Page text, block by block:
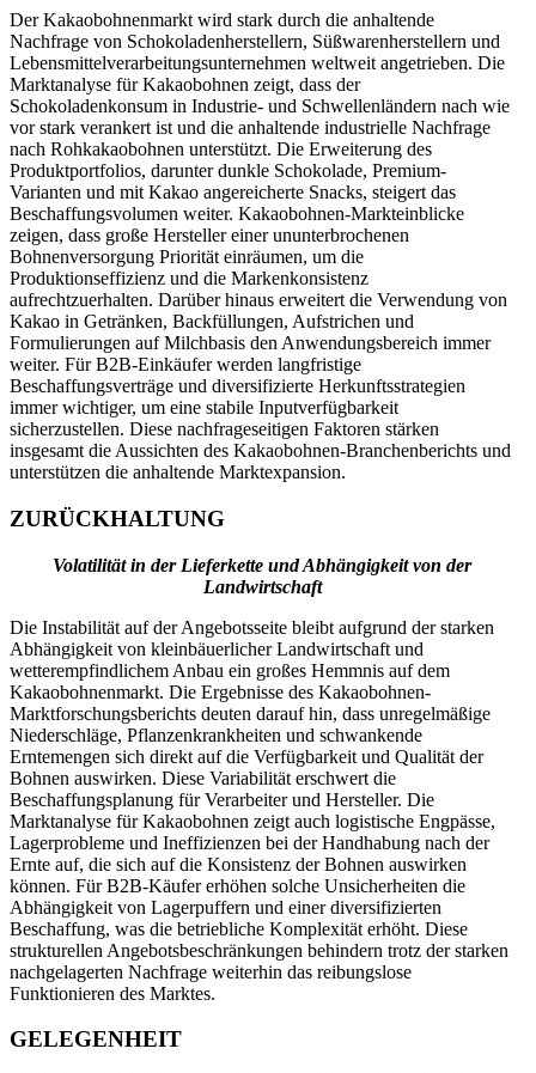
Der Kakaobohnenmarkt wird stark durch die anhaltende
Nachfrage von Schokoladenherstellern, Süßwarenherstellern und
Lebensmittelverarbeitungsunternehmen weltweit angetrieben. Die
Marktanalyse für Kakaobohnen zeigt, dass der
Schokoladenkonsum in Industrie- und Schwellenländern nach wie
vor stark verankert ist und die anhaltende industrielle Nachfrage
nach Rohkakaobohnen unterstützt. Die Erweiterung des
Produktportfolios, darunter dunkle Schokolade, Premium-
Varianten und mit Kakao angereicherte Snacks, steigert das
Beschaffungsvolumen weiter. Kakaobohnen-Markteinblicke
zeigen, dass große Hersteller einer ununterbrochenen
Bohnenversorgung Priorität einräumen, um die
Produktionseffizienz und die Markenkonsistenz
aufrechtzuerhalten. Darüber hinaus erweitert die Verwendung von
Kakao in Getränken, Backfüllungen, Aufstrichen und
Formulierungen auf Milchbasis den Anwendungsbereich immer
weiter. Für B2B-Einkäufer werden langfristige
Beschaffungsverträge und diversifizierte Herkunftsstrategien
immer wichtiger, um eine stabile Inputverfügbarkeit
sicherzustellen. Diese nachfrageseitigen Faktoren stärken
insgesamt die Aussichten des Kakaobohnen-Branchenberichts und
unterstützen die anhaltende Marktexpansion.
ZURÜCKHALTUNG
Volatilität in der Lieferkette und Abhängigkeit von der
Landwirtschaft
Die Instabilität auf der Angebotsseite bleibt aufgrund der starken
Abhängigkeit von kleinbäuerlicher Landwirtschaft und
wetterempfindlichem Anbau ein großes Hemmnis auf dem
Kakaobohnenmarkt. Die Ergebnisse des Kakaobohnen-
Marktforschungsberichts deuten darauf hin, dass unregelmäßige
Niederschläge, Pflanzenkrankheiten und schwankende
Erntemengen sich direkt auf die Verfügbarkeit und Qualität der
Bohnen auswirken. Diese Variabilität erschwert die
Beschaffungsplanung für Verarbeiter und Hersteller. Die
Marktanalyse für Kakaobohnen zeigt auch logistische Engpässe,
Lagerprobleme und Ineffizienzen bei der Handhabung nach der
Ernte auf, die sich auf die Konsistenz der Bohnen auswirken
können. Für B2B-Käufer erhöhen solche Unsicherheiten die
Abhängigkeit von Lagerpuffern und einer diversifizierten
Beschaffung, was die betriebliche Komplexität erhöht. Diese
strukturellen Angebotsbeschränkungen behindern trotz der starken
nachgelagerten Nachfrage weiterhin das reibungslose
Funktionieren des Marktes.
GELEGENHEIT